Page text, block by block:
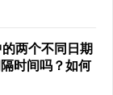
两个不同日期
时间吗？如何